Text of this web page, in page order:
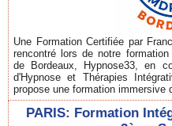
Une Formation Certifiée par
rencontré lors de notre
de Bordeaux, Hypnose33, en
d'Hypnose et Thérapies
propose une formation immersive
PARIS: Formation